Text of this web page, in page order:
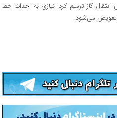
گاز ترمیم کرد، نیازی به احداث خط